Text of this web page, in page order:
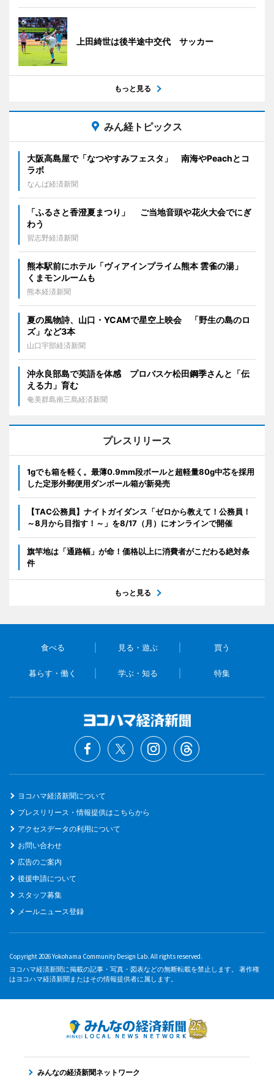
上田綺世は後半途中交代 サッカー
もっと見る
みん経トピックス
大阪高島屋で「なつやすみフェスタ」 南海やPeachとコ
ラボ
なんば経済新聞
「ふるさと香澄夏まつり」 ご当地音頭や花火大会でにぎ
わう
習志野経済新聞
熊本駅前にホテル「ヴィアインプライム熊本 雲雀の湯」
くまモンルームも
熊本経済新聞
夏の風物詩、山口・YCAMで星空上映会 「野生の島のロ
ズ」など3本
山口宇部経済新聞
沖永良部島で英語を体感 プロバスケ松田鋼季さんと「伝
える力」育む
奄美群島南三島経済新聞
プレスリリース
1gでも箱を軽く。最薄0.9mm段ボールと超軽量80g中芯を採用
した定形外郵便用ダンボール箱が新発売
【TAC公務員】ナイトガイダンス「ゼロから教えて！公務員！
～8月から目指す！～」を8/17（月）にオンラインで開催
旗竿地は「通路幅」が命！価格以上に消費者がこだわる絶対条
件
もっと見る
食べる 見る・遊ぶ 買う
暮らす・働く 学ぶ・知る 特集
ヨコハマ経済新聞について
プレスリリース・情報提供はこちらから
アクセスデータの利用について
お問い合わせ
広告のご案内
後援申請について
スタッフ募集
メールニュース登録
Copyright 2026 Yokohama Community Design Lab. All rights reserved.
ヨコハマ経済新聞に掲載の記事・写真・図表などの無断転載を禁止します。 著作権
はヨコハマ経済新聞またはその情報提供者に属します。
みんなの経済新聞ネットワーク